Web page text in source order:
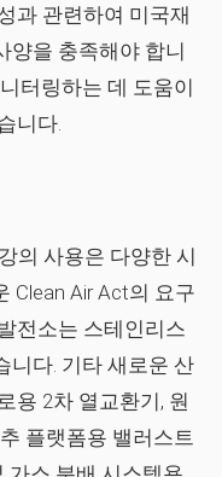
과 관련하여 미국재
양을 충족해야 합니
터링하는 데 도움이
니다.
의 사용은 다양한 시
Clean Air Act의 요구
전소는 스테인리스
니다. 기타 새로운 산
용 2차 열교환기, 원
플랫폼용 밸러스트